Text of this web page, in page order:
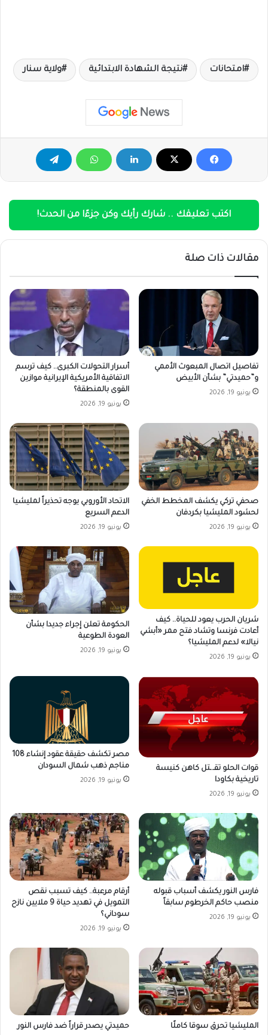
امتحانات نتيجة الشهادة الابتدائية ولاية سنار
اكتب تعليقك .. شارك رأيك وكن جزءًا من الحدث!
مقالات ذات صلة
تفاصيل اتصال المبعوث الأممي
و”حميدتي” بشأن الأبيض
يونيو 19, 2026
أسرار التحولات الكبرى.. كيف ترسم
الاتفاقية الأمريكية الإيرانية موازين
القوى بالمنطقة؟
يونيو 19, 2026
صحفي تركي يكشف المخطط الخفي
لحشود المليشيا بكردفان
يونيو 19, 2026
الاتحاد الأوروبي يوجه تحذيراً لمليشيا
الدعم السريع
يونيو 19, 2026
شريان الحرب يعود للحياة.. كيف
أعادت فرنسا وتشاد فتح ممر «أبشي
نيالا» لدعم المليشيا؟
يونيو 19, 2026
الحكومة تعلن إجراء جديدا بشأن
العودة الطوعية
يونيو 19, 2026
قوات الحلو تقـ.ـتل كاهن كنيسة
تاريخية بكاودا
يونيو 19, 2026
مصر تكشف حقيقة عقود إنشاء 108
مناجم ذهب شمال السودان
يونيو 19, 2026
فارس النور يكشف أسباب قبوله
منصب حاكم الخرطوم سابقاً
يونيو 19, 2026
أرقام مرعبة.. كيف تسبب نقص
التمويل في تهديد حياة 9 ملايين نازح
سوداني؟
يونيو 19, 2026
المليشيا تحرق سوقا كاملًا حميدتي يصدر قراراً ضد فارس النور